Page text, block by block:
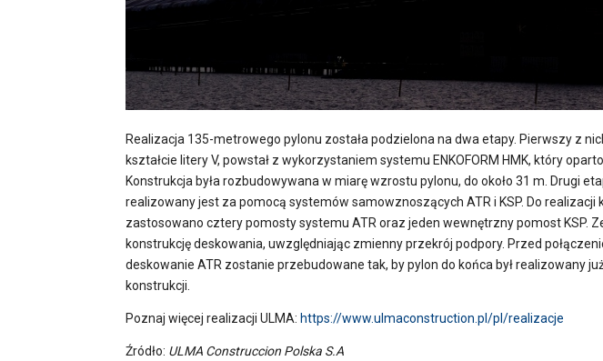
Realizacja 135-metrowego pylonu została podzielona na dwa etapy. Pierwszy z
kształcie litery V, powstał z wykorzystaniem systemu ENKOFORM HMK, który
Konstrukcja była rozbudowywana w miarę wzrostu pylonu, do około 31 m. Drugi
realizowany jest za pomocą systemów samowznoszących ATR i KSP. Do realizacji
zastosowano cztery pomosty systemu ATR oraz jeden wewnętrzny pomost KSP.
konstrukcję deskowania, uwzględniając zmienny przekrój podpory. Przed
deskowanie ATR zostanie przebudowane tak, by pylon do końca był realizowany
konstrukcji.
Poznaj więcej realizacji ULMA: https://www.ulmaconstruction.pl/pl/realizacje
Źródło: ULMA Construccion Polska S.A